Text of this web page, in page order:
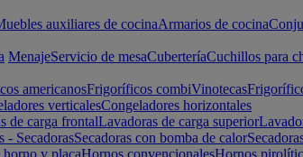
auxiliares de cocinaArmarios de cocina
MenajeServicio de mesaCuberteríaCuchillos para
americanosFrigoríficos combiVinotecas
verticalesCongeladores horizontales
de carga frontalLavadoras de carga superior
- SecadorasSecadoras con bomba de calor
y placaHornos convencionalesHornos